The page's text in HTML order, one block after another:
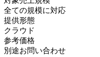
全ての規模に対応
提供形態
クラウド
参考価格
別途お問い合わせ